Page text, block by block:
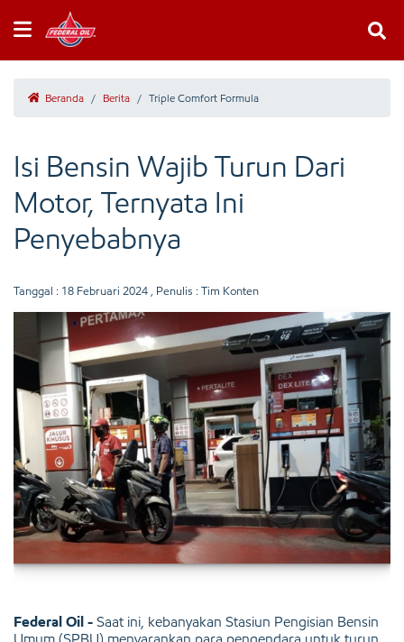
Beranda / Berita / Triple Comfort Formula
Isi Bensin Wajib Turun Dari
Motor, Ternyata Ini
Penyebabnya
Tanggal : 18 Februari 2024 , Penulis : Tim Konten
Federal Oil - Saat ini, kebanyakan Stasiun Pengisian Bensin
Umum (SPBU) menyarankan para pengendara untuk turun